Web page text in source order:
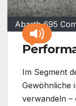
Abarth 695
Im Segment
Gewöhnliche
verwandeln –